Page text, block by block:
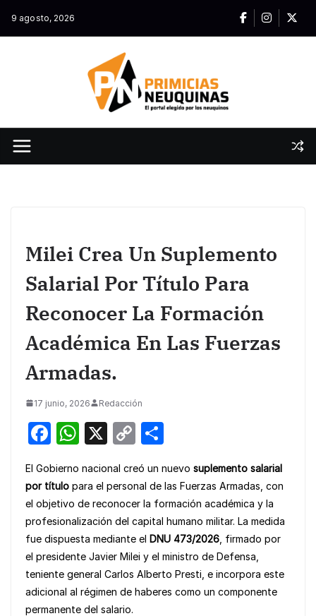
9 agosto, 2026
Milei Crea Un Suplemento
Salarial Por Título Para
Reconocer La Formación
Académica En Las Fuerzas
Armadas.
17 junio, 2026 Redacción
F
c
e
b
o
o
k
W
at
s
A
p
p
X
C
p
y
Li
n
k
ar
e
El Gobierno nacional creó un nuevo suplemento salarial
por título para el personal de las Fuerzas Armadas, con
el objetivo de reconocer la formación académica y la
profesionalización del capital humano militar. La medida
fue dispuesta mediante el DNU 473/2026 , firmado por
el presidente Javier Milei y el ministro de Defensa,
teniente general Carlos Alberto Presti, e incorpora este
adicional al régimen de haberes como un componente
permanente del salario.